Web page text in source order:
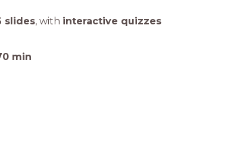
slides, with interactive quizzes
min